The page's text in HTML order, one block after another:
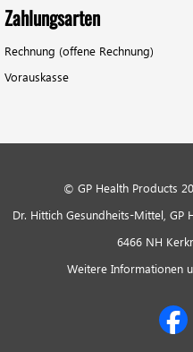
Zahlungsarten
Rechnung (offene Rechnung)
Vorauskasse
© GP Health Products
Dr. Hittich Gesundheits-Mittel, GP
6466 NH
Weitere Informationen